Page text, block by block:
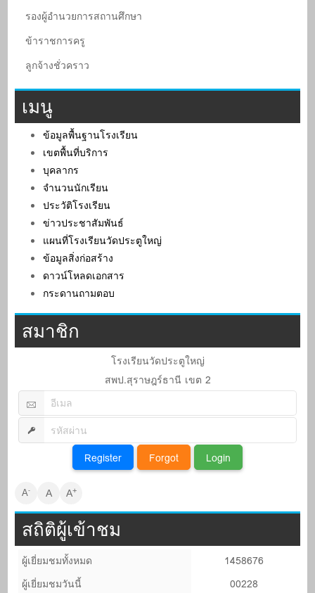
รองผู้อํานวยการสถานศึกษา
ข้าราชการครู
ลูกจ้างชั่วคราว
เมนู
ข้อมูลพื้นฐานโรงเรียน
เขตพื้นที่บริการ
บุคลากร
จำนวนนักเรียน
ประวัติโรงเรียน
ข่าวประชาสัมพันธ์
แผนที่โรงเรียนวัดประตูใหญ่
ข้อมูลสิ่งก่อสร้าง
ดาวน์โหลดเอกสาร
กระดานถามตอบ
สมาชิก
โรงเรียนวัดประตูใหญ่
สพป.สุราษฎร์ธานี เขต 2
A- A A+
สถิติผู้เข้าชม
ผู้เยี่ยมชมทั้งหมด
1458676
ผู้เยี่ยมชมวันนี้
00228